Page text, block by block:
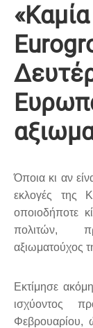
Όποια κι αν
εκλογές της
οποιοδήποτε
πολιτών,
αξιωματούχος
Εκτίμησε
ισχύοντος
Φεβρουαρίου,